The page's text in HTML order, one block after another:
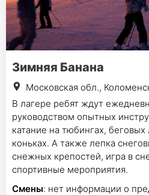
Зимняя Банана
Московская обл.,
В лагере ребят ждут
руководством опытных
катание на тюбингах,
коньках. А также лепка
снежных крепостей, игра в
спортивные мероприятия.
Смены: нет информации о